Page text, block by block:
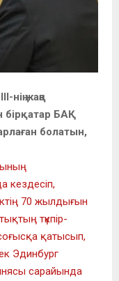
нің жаңа
бірқатар БАҚ
болатын,
кездесіп,
70 жылдығын
түкпір-
қатысып,
Эдинбург
сарайында